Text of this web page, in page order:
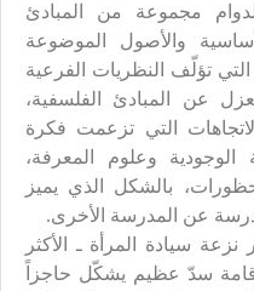
مجموعة من المبادئ
والأصول الموضوعة
تؤلّف النظريات الفرعية
عن المبادئ الفلسفية،
التي تزعمت فكرة
الوجودية وعلوم المعرفة،
بالشكل الذي يميز
عن المدرسة الأخرى.
سيادة المرأة ـ الأكثر
سدّ عظيم يشكّل حاجزاً